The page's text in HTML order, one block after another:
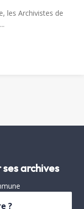
les Archivistes de
archives
?